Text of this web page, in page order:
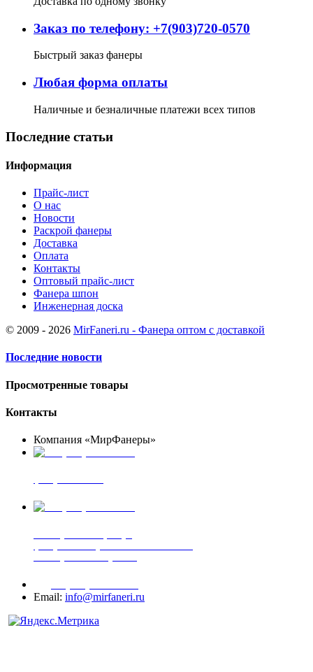
Заказ по телефону: +7(903)720-0570
Быстрый заказ фанеры
Любая форма оплаты
Наличные и безналичные платежи всех типов
Последние статьи
Информация
Прайс-лист
О нас
Новости
Раскрой фанеры
Доставка
Оплата
Контакты
Оптовый прайс-лист
Фанера шпон
Инженерная доска
© 2009 - 2026 MirFaneri.ru - Фанера оптом с доставкой
Последние новости
Просмотренные товары
Контакты
Компания «МирФанеры»
Email: info@mirfaneri.ru